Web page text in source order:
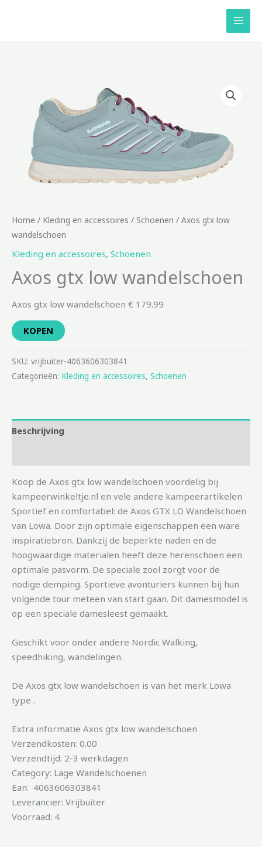
Home / Kleding en accessoires / Schoenen / Axos gtx low
wandelschoen
Kleding en accessoires, Schoenen
Axos gtx low wandelschoen
Axos gtx low wandelschoen € 179.99
KOPEN
SKU: vrijbuiter-4063606303841
Categorieën: Kleding en accessoires, Schoenen
Beschrijving
Koop de Axos gtx low wandelschoen voordelig bij
kampeerwinkeltje.nl en vele andere kampeerartikelen
Sportief en comfortabel: de Axos GTX LO Wandelschoen
van Lowa. Door zijn optimale eigenschappen een ware
inspiratiebron. Dankzij de beperkte naden en de
hoogwaardige materialen heeft deze herenschoen een
optimale pasvorm. De speciale zool zorgt voor de
nodige demping. Sportieve avonturiers kunnen bij hun
volgende tour meteen van start gaan. Dit damesmodel is
op een speciale damesleest gemaakt.
Geschikt voor onder andere Nordic Walking,
speedhiking, wandelingen.
De Axos gtx low wandelschoen is van het merk Lowa
type .
Extra informatie Axos gtx low wandelschoen
Verzendkosten: 0.00
Verzendtijd: 2-3 werkdagen
Category: Lage Wandelschoenen
Ean: 4063606303841
Leverancier: Vrijbuiter
Voorraad: 4